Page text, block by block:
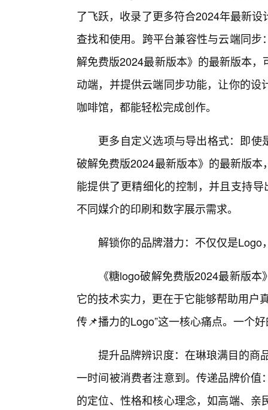
了飞跃，收录了更多符合2024年最新
查找和使用。跨平台兼容性与云端同
解免费版2024最新版本》的最新版本
动端，并提供云端同步功能，让你的
咖啡馆，都能轻松完成创作。
更多自定义选项与导出格式：即
破解免费版2024最新版本》的最新版
能提供了更精细化的控制，并且支持
不同媒介的印刷和数字展示需求。
解锁你的品牌潜力：不仅仅是Logo
《糖logo破解免费版2024最新版
它的技术实力，更在于它能够帮助用户
传📌播力的Logo”这一核心痛点。一个
提升品牌辨识度：在琳琅满目的商
一时间被消费者注意到。传递品牌价
的定位、性格和核心理念，如高端、